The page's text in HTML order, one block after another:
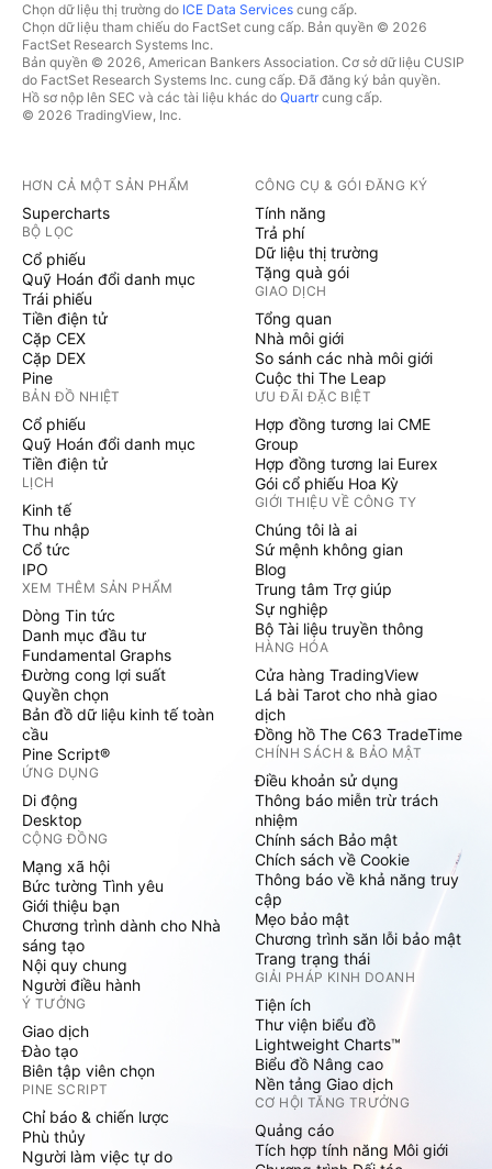
Chọn dữ liệu thị trường do ICE Data Services cung cấp.
Chọn dữ liệu tham chiếu do FactSet cung cấp. Bản quyền © 2026
FactSet Research Systems Inc.
Bản quyền © 2026, American Bankers Association. Cơ sở dữ liệu CUSIP
do FactSet Research Systems Inc. cung cấp. Đã đăng ký bản quyền.
Hồ sơ nộp lên SEC và các tài liệu khác do Quartrcung cấp.
© 2026 TradingView, Inc.
HƠN CẢ MỘT SẢN PHẨM
Supercharts
BỘ LỌC
Cổ phiếu
Quỹ Hoán đổi danh mục
Trái phiếu
Tiền điện tử
Cặp CEX
Cặp DEX
Pine
BẢN ĐỒ NHIỆT
Cổ phiếu
Quỹ Hoán đổi danh mục
Tiền điện tử
LỊCH
Kinh tế
Thu nhập
Cổ tức
IPO
XEM THÊM SẢN PHẨM
Dòng Tin tức
Danh mục đầu tư
Fundamental Graphs
Đường cong lợi suất
Quyền chọn
Bản đồ dữ liệu kinh tế toàn
cầu
Pine Script®
ỨNG DỤNG
Di động
Desktop
CỘNG ĐỒNG
Mạng xã hội
Bức tường Tình yêu
Giới thiệu bạn
Chương trình dành cho Nhà
sáng tạo
Nội quy chung
Người điều hành
Ý TƯỞNG
Giao dịch
Đào tạo
Biên tập viên chọn
PINE SCRIPT
Chỉ báo & chiến lược
Phù thủy
Người làm việc tự do
CÔNG CỤ & GÓI ĐĂNG KÝ
Tính năng
Trả phí
Dữ liệu thị trường
Tặng quà gói
GIAO DỊCH
Tổng quan
Nhà môi giới
So sánh các nhà môi giới
Cuộc thi The Leap
ƯU ĐÃI ĐẶC BIỆT
Hợp đồng tương lai CME
Group
Hợp đồng tương lai Eurex
Gói cổ phiếu Hoa Kỳ
GIỚI THIỆU VỀ CÔNG TY
Chúng tôi là ai
Sứ mệnh không gian
Blog
Trung tâm Trợ giúp
Sự nghiệp
Bộ Tài liệu truyền thông
HÀNG HÓA
Cửa hàng TradingView
Lá bài Tarot cho nhà giao
dịch
Đồng hồ The C63 TradeTime
CHÍNH SÁCH & BẢO MẬT
Điều khoản sử dụng
Thông báo miễn trừ trách
nhiệm
Chính sách Bảo mật
Chích sách về Cookie
Thông báo về khả năng truy
cập
Mẹo bảo mật
Chương trình săn lỗi bảo mật
Trang trạng thái
GIẢI PHÁP KINH DOANH
Tiện ích
Thư viện biểu đồ
Lightweight Charts™
Biểu đồ Nâng cao
Nền tảng Giao dịch
CƠ HỘI TĂNG TRƯỞNG
Quảng cáo
Tích hợp tính năng Môi giới